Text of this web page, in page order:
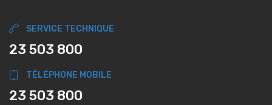
SERVICE TECHNIQUE
23 503 800
TÉLÉPHONE MOBILE
23 503 800